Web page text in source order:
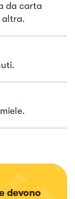
da carta
altra.
devono